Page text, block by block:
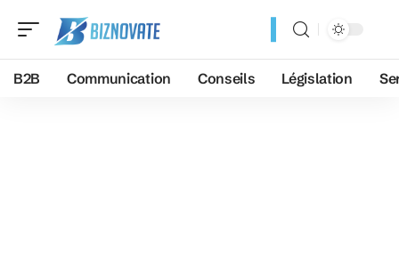
B2B Communication Conseils Législation